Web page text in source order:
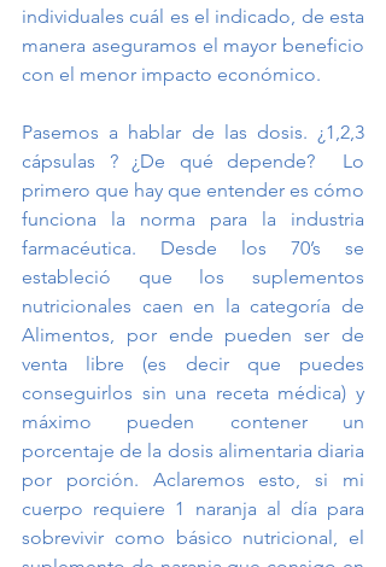
individuales cuál es el indicado, de esta
manera aseguramos el mayor beneficio
con el menor impacto económico.
Pasemos a hablar de las dosis. ¿1,2,3
cápsulas ? ¿De qué depende?  Lo
primero que hay que entender es cómo
funciona la norma para la industria
farmacéutica. Desde los 70’s se
estableció que los suplementos
nutricionales caen en la categoría de
Alimentos, por ende pueden ser de
venta libre (es decir que puedes
conseguirlos sin una receta médica) y
máximo pueden contener un
porcentaje de la dosis alimentaria diaria
por porción. Aclaremos esto, si mi
cuerpo requiere 1 naranja al día para
sobrevivir como básico nutricional, el